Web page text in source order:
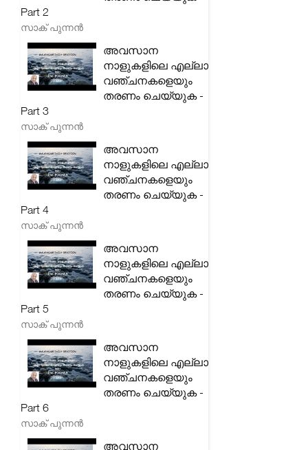
Part 2
സാക് പുന്നൻ
അവസാന
നാളുകളിലെ എല്ലാ
വഞ്ചനകളെയും
തരണം ചെയ്യുക -
Part 3
സാക് പുന്നൻ
അവസാന
നാളുകളിലെ എല്ലാ
വഞ്ചനകളെയും
തരണം ചെയ്യുക -
Part 4
സാക് പുന്നൻ
അവസാന
നാളുകളിലെ എല്ലാ
വഞ്ചനകളെയും
തരണം ചെയ്യുക -
Part 5
സാക് പുന്നൻ
അവസാന
നാളുകളിലെ എല്ലാ
വഞ്ചനകളെയും
തരണം ചെയ്യുക -
Part 6
സാക് പുന്നൻ
അവസാന